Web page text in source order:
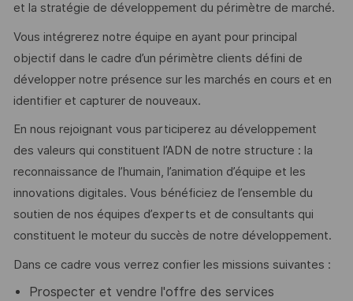
et la stratégie de développement du périmètre de marché.
Vous intégrerez notre équipe en ayant pour principal
objectif dans le cadre d’un périmètre clients défini de
développer notre présence sur les marchés en cours et en
identifier et capturer de nouveaux.
En nous rejoignant vous participerez au développement
des valeurs qui constituent l’ADN de notre structure : la
reconnaissance de l’humain, l’animation d’équipe et les
innovations digitales. Vous bénéficiez de l’ensemble du
soutien de nos équipes d’experts et de consultants qui
constituent le moteur du succès de notre développement.
Dans ce cadre vous verrez confier les missions suivantes :
Prospecter et vendre l'offre des services